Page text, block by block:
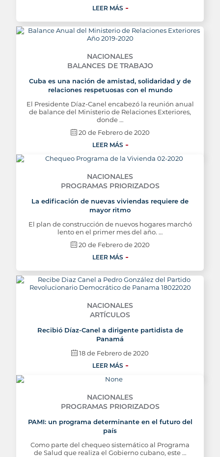
LEER MÁS
NACIONALES
BALANCES DE TRABAJO
Cuba es una nación de amistad, solidaridad y de
relaciones respetuosas con el mundo
El Presidente Díaz-Canel encabezó la reunión anual
de balance del Ministerio de Relaciones Exteriores,
donde …
20 de Febrero de 2020
LEER MÁS
NACIONALES
PROGRAMAS PRIORIZADOS
La edificación de nuevas viviendas requiere de
mayor ritmo
El plan de construcción de nuevos hogares marchó
lento en el primer mes del año. …
20 de Febrero de 2020
LEER MÁS
NACIONALES
ARTÍCULOS
Recibió Díaz-Canel a dirigente partidista de
Panamá
18 de Febrero de 2020
LEER MÁS
NACIONALES
PROGRAMAS PRIORIZADOS
PAMI: un programa determinante en el futuro del
país
Como parte del chequeo sistemático al Programa
de Salud que realiza el Gobierno cubano, este …